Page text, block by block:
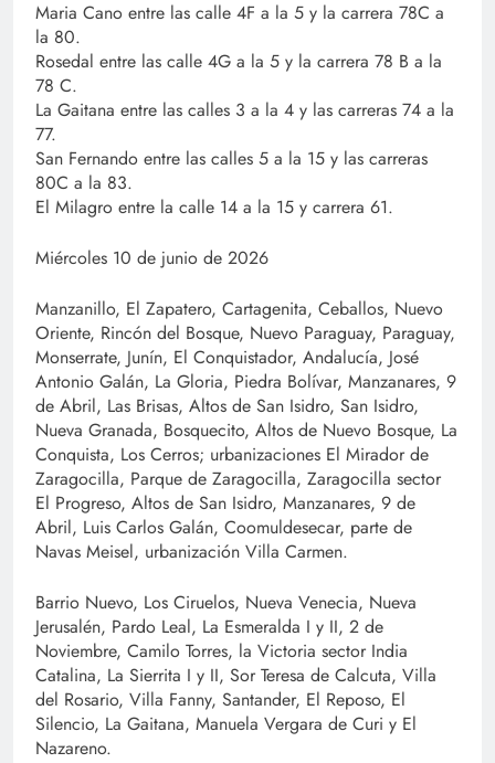
Maria Cano entre las calle 4F a la 5 y la carrera 78C a
la 80.
Rosedal entre las calle 4G a la 5 y la carrera 78 B a la
78 C.
La Gaitana entre las calles 3 a la 4 y las carreras 74 a la
77.
San Fernando entre las calles 5 a la 15 y las carreras
80C a la 83.
El Milagro entre la calle 14 a la 15 y carrera 61.
Miércoles 10 de junio de 2026
Manzanillo, El Zapatero, Cartagenita, Ceballos, Nuevo
Oriente, Rincón del Bosque, Nuevo Paraguay, Paraguay,
Monserrate, Junín, El Conquistador, Andalucía, José
Antonio Galán, La Gloria, Piedra Bolívar, Manzanares, 9
de Abril, Las Brisas, Altos de San Isidro, San Isidro,
Nueva Granada, Bosquecito, Altos de Nuevo Bosque, La
Conquista, Los Cerros; urbanizaciones El Mirador de
Zaragocilla, Parque de Zaragocilla, Zaragocilla sector
El Progreso, Altos de San Isidro, Manzanares, 9 de
Abril, Luis Carlos Galán, Coomuldesecar, parte de
Navas Meisel, urbanización Villa Carmen.
Barrio Nuevo, Los Ciruelos, Nueva Venecia, Nueva
Jerusalén, Pardo Leal, La Esmeralda I y II, 2 de
Noviembre, Camilo Torres, la Victoria sector India
Catalina, La Sierrita I y II, Sor Teresa de Calcuta, Villa
del Rosario, Villa Fanny, Santander, El Reposo, El
Silencio, La Gaitana, Manuela Vergara de Curi y El
Nazareno.